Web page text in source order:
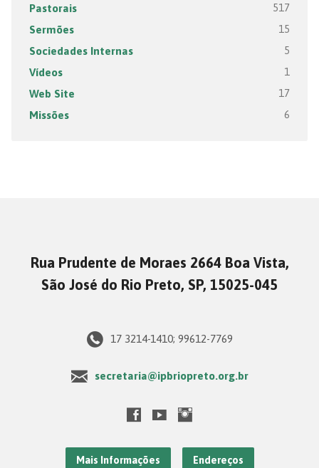
Pastorais 517
Sermões 15
Sociedades Internas 5
Vídeos 1
Web Site 17
Missões 6
Rua Prudente de Moraes 2664 Boa Vista,
São José do Rio Preto, SP, 15025-045
17 3214-1410; 99612-7769
secretaria@ipbriopreto.org.br
Mais Informações Endereços